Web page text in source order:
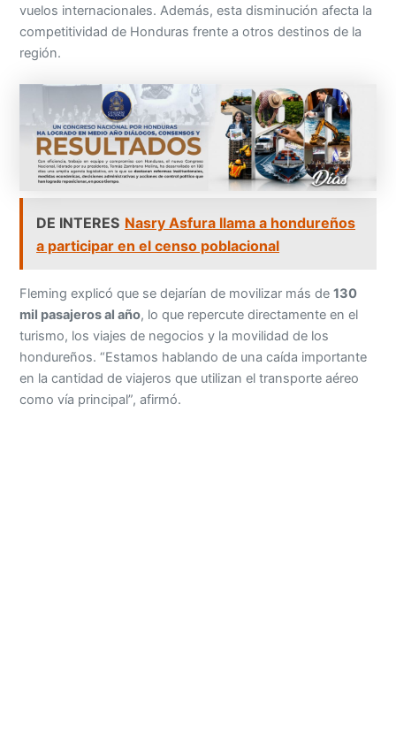
vuelos internacionales. Además, esta disminución afecta la
competitividad de Honduras frente a otros destinos de la
región.
DE INTERES Nasry Asfura llama a hondureños
a participar en el censo poblacional
Fleming explicó que se dejarían de movilizar más de130
mil pasajeros al año, lo que repercute directamente en el
turismo, los viajes de negocios y la movilidad de los
hondureños. “Estamos hablando de una caída importante
en la cantidad de viajeros que utilizan el transporte aéreo
como vía principal”, afirmó.